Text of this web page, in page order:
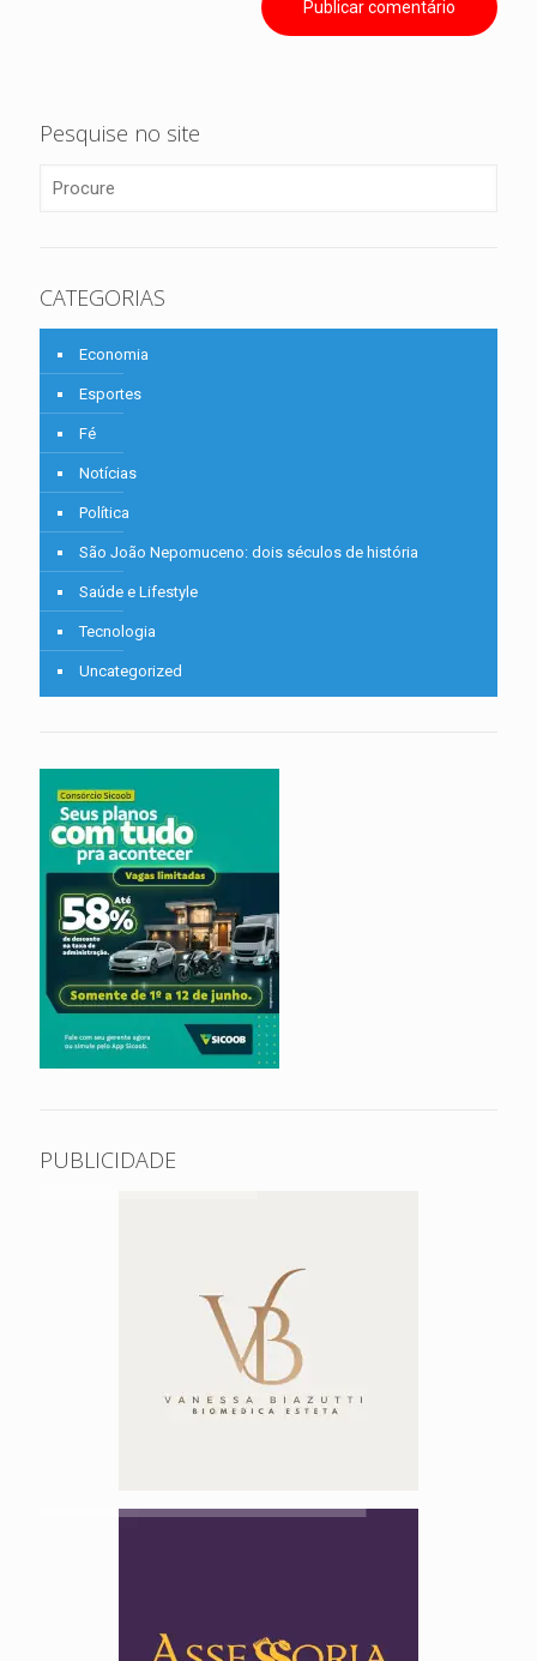
Pesquise no site
CATEGORIAS
Economia
Esportes
Fé
Notícias
Política
São João Nepomuceno: dois séculos de história
Saúde e Lifestyle
Tecnologia
Uncategorized
PUBLICIDADE